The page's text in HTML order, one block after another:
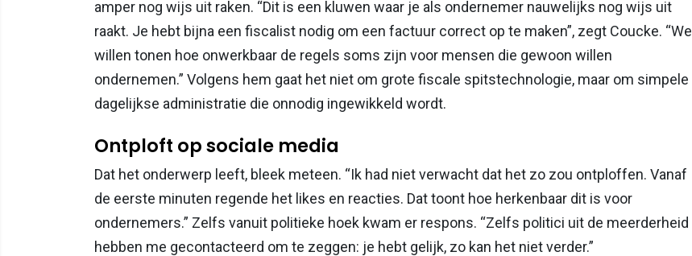
amper nog wijs uit raken. “Dit is een kluwen waar je als ondernemer nauwelijks nog wijs uit
raakt. Je hebt bijna een fiscalist nodig om een factuur correct op te maken”, zegt Coucke. “We
willen tonen hoe onwerkbaar de regels soms zijn voor mensen die gewoon willen
ondernemen.” Volgens hem gaat het niet om grote fiscale spitstechnologie, maar om simpele
dagelijkse administratie die onnodig ingewikkeld wordt.
Ontploft op sociale media
Dat het onderwerp leeft, bleek meteen. “Ik had niet verwacht dat het zo zou ontploffen. Vanaf
de eerste minuten regende het likes en reacties. Dat toont hoe herkenbaar dit is voor
ondernemers.” Zelfs vanuit politieke hoek kwam er respons. “Zelfs politici uit de meerderheid
hebben me gecontacteerd om te zeggen: je hebt gelijk, zo kan het niet verder.”